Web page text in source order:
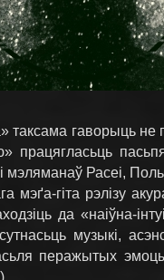
таксама гаворыць
працягласьць
мэляманаў Расеі,
мэґа-гіта рэлізу
да «наіўна-
музыкі,
перажытых